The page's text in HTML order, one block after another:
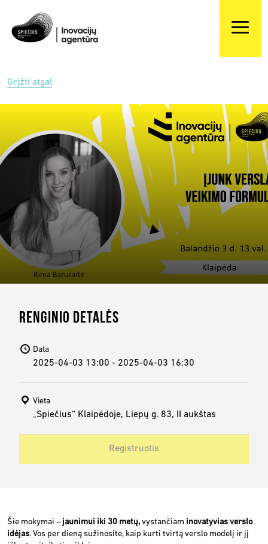
Grįžti atgal
RENGINIO DETALĖS
Data
2025-04-03 13:00 - 2025-04-03 16:30
Vieta
„Spiečius“ Klaipėdoje, Liepų g. 83, II aukštas
Registruotis
Šie mokymai – jaunimui iki 30 metų, vystančiam inovatyvias verslo
idėjas. Vos per dieną sužinosite, kaip kurti tvirtą verslo modelį ir jį